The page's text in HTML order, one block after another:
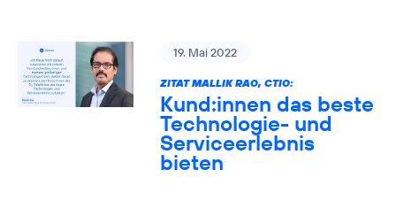
19. Mai 2022
ZITAT MALLIK RAO, CTIO:
Kund:innen das beste
Technologie- und
Serviceerlebnis
bieten